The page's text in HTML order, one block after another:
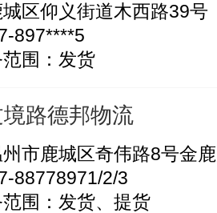
区仰义街道木西路39号
897****5
围：发货
路德邦物流
市鹿城区奇伟路8号金
88778971/2/3
围：发货、提货